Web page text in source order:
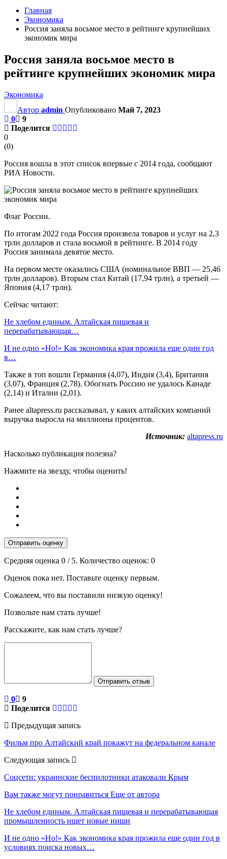
Главная
Экономика
Россия заняла восьмое место в рейтинге крупнейших
экономик мира
Россия заняла восьмое место в
рейтинге крупнейших экономик мира
Экономика
Автор admin Опубликовано Май 7, 2023
0
9
Поделится
0
(0)
Россия вошла в этот список впервые с 2014 года, сообщают
РИА Новости.
Флаг России.
По итогам 2022 года Россия произвела товаров и услуг на 2,3
трлн долларов и стала восьмой в рейтинге. В 2014 году
Россия занимала девятое место.
На первом месте оказались США (номинальное ВВП — 25,46
трлн долларов). Вторым стал Китай (17,94 трлн), а третьей —
Япония (4,17 трлн).
Сейчас читают:
Не хлебом единым. Алтайская пищевая и
перерабатывающая…
И не одно «Но!» Как экономика края прожила еще один год
в…
Также в топ вошли Германия (4,07), Индия (3,4), Британия
(3,07), Франция (2,78). Обогнать Россию не удалось Канаде
(2,14) и Италии (2,01).
Ранее altapress.ru рассказывал, у каких алтайских компаний
выручка выросла на миллионы процентов.
Источник: altapress.ru
Насколько публикация полезна?
Нажмите на звезду, чтобы оценить!
Отправить оценку
Средняя оценка 0 / 5. Количество оценок: 0
Оценок пока нет. Поставьте оценку первым.
Сожалеем, что вы поставили низкую оценку!
Позвольте нам стать лучше!
Расскажите, как нам стать лучше?
Отправить отзыв
0
9
Поделится
Предыдущая запись
Фильм про Алтайский край покажут на федеральном канале
Следующая запись
Соцсети: украинские беспилотники атаковали Крым
Вам также могут понравиться Еще от автора
Не хлебом единым. Алтайская пищевая и перерабатывающая
промышленность ищет новые ниши
И не одно «Но!» Как экономика края прожила еще один год в
условиях поиска новых…